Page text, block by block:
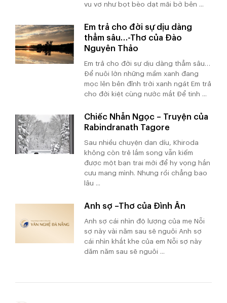
vu vơ như bọt bèo dạt mãi bờ bên ...
Em trả cho đời sự dịu dàng
thẳm sâu…-Thơ của Đào
Nguyên Thảo
Em trả cho đời sự dịu dàng thẳm sâu…
Để nuôi lớn những mầm xanh đang
mọc lên bên đỉnh trời xanh ngát Em trả
cho đời kiệt cùng nước mắt Để tinh ...
Chiếc Nhẫn Ngọc – Truyện của
Rabindranath Tagore
Sau nhiều chuyện dan díu, Khiroda
không còn trẻ lắm song vẫn kiếm
được một bạn trai mới để hy vọng hắn
cưu mang mình. Nhưng rồi chẳng bao
lâu ...
Anh sợ –Thơ của Đình Ân
Anh sợ cái nhìn độ lượng của mẹ Nỗi
sợ này vài năm sau sẽ nguôi Anh sợ
cái nhìn khắt khe của em Nỗi sợ này
dăm năm sau sẽ nguôi ...